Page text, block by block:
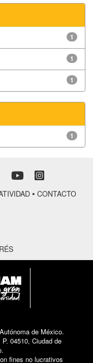
1
1
1
1
• CONTACTO
de México.
04510, Ciudad de
fines no lucrativos